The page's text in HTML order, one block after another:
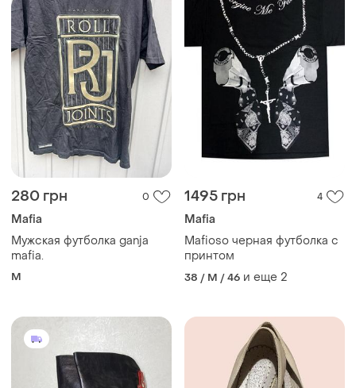
280 грн 0
Mafia
Мужская футболка ganja
mafia.
M
1495 грн 4
Mafia
Mafioso черная футболка с
принтом
38 / M / 46 и еще 2